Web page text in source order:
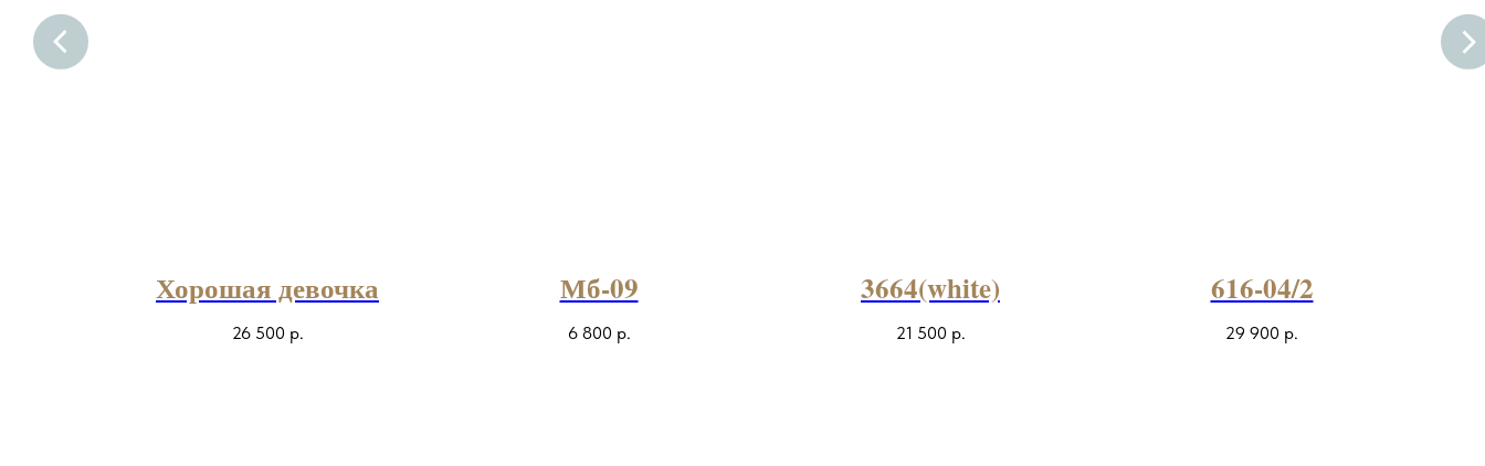
Хорошая девочка
26 500 р.
Мб-09
6 800 р.
3664(white)
21 500 р.
616-04/2
29 900 р.